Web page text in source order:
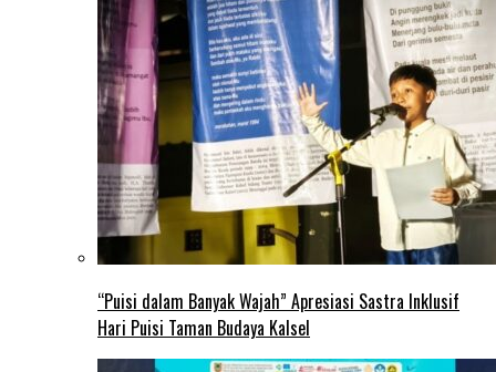
“Puisi dalam Banyak Wajah” Apresiasi Sastra Inklusif
Hari Puisi Taman Budaya Kalsel